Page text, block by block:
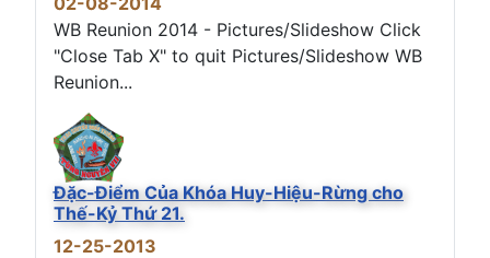
WB Reunion 2014 - Pictures/Slideshow Click
"Close Tab X" to quit Pictures/Slideshow WB
Reunion...
Đặc-Điểm Của Khóa Huy-Hiệu-Rừng cho
Thế-Kỷ Thứ 21.
12-25-2013